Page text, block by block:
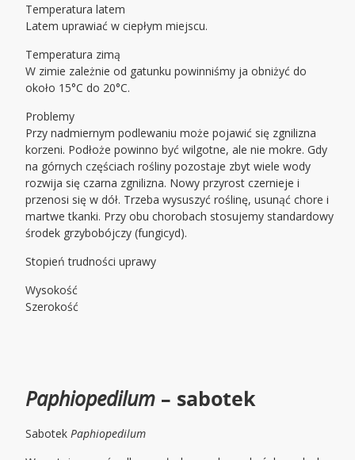
Temperatura latem
Latem uprawiać w ciepłym miejscu.
Temperatura zimą
W zimie zależnie od gatunku powinniśmy ja obniżyć do
około 15°C do 20°C.
Problemy
Przy nadmiernym podlewaniu może pojawić się zgnilizna
korzeni. Podłoże powinno być wilgotne, ale nie mokre. Gdy
na górnych częściach rośliny pozostaje zbyt wiele wody
rozwija się czarna zgnilizna. Nowy przyrost czernieje i
przenosi się w dół. Trzeba wysuszyć roślinę, usunąć chore i
martwe tkanki. Przy obu chorobach stosujemy standardowy
środek grzybobójczy (fungicyd).
Stopień trudności uprawy
Wysokość
Szerokość
Paphiopedilum – sabotek
Sabotek Paphiopedilum